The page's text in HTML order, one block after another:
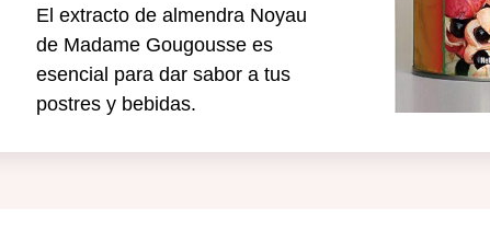
El extracto de almendra Noyau
de Madame Gougousse es
esencial para dar sabor a tus
postres y bebidas.